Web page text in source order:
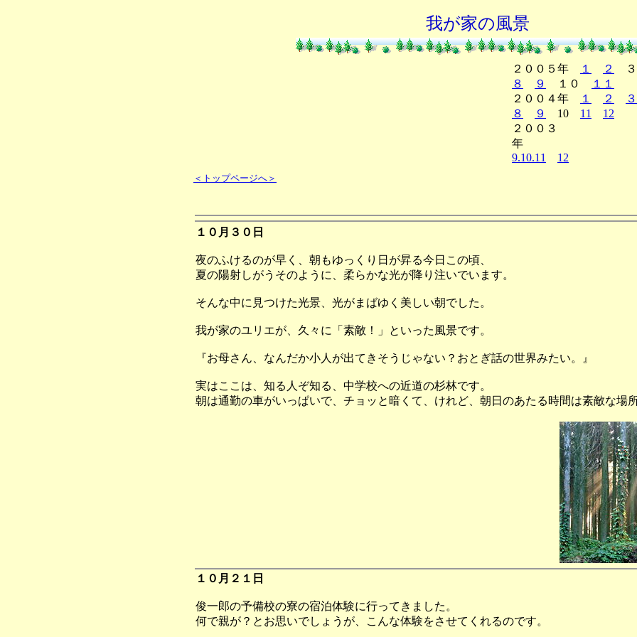
我が家の風景
２００５年 １ ２
８
９ １０
１１
２００４年
１ ２
３
８
９ 10 11
12
２００３
9.10.11
12
＜トップページへ＞
１０月３０日
夜のふけるのが早く、朝もゆっくり日が昇る今日この頃、
夏の陽射しがうそのように、柔らかな光が降り注いでいます。
そんな中に見つけた光景、光がまばゆく美しい朝でした。
我が家のユリエが、久々に「素敵！」といった風景です。
『お母さん、なんだか小人が出てきそうじゃない？おとぎ話の世界みたい。』
実はここは、知る人ぞ知る、中学校への近道の杉林です。
朝は通勤の車がいっぱいで、チョッと暗くて、けれど、朝日のあたる時間は素敵な場
１０月２１日
俊一郎の予備校の寮の宿泊体験に行ってきました。
何で親が？とお思いでしょうが、こんな体験をさせてくれるのです。